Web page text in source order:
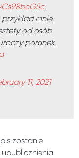
,
mnie.
od osób
poranek.
11, 2021
zostanie